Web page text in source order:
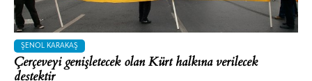
ŞENOL KARAKAŞ
Çerçeveyi genişletecek olan Kürt halkına verilecek